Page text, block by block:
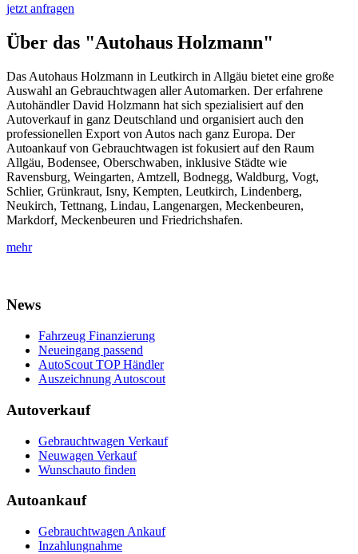
jetzt anfragen
Über das "Autohaus Holzmann"
Das Autohaus Holzmann in Leutkirch in Allgäu bietet eine große
Auswahl an Gebrauchtwagen aller Automarken. Der erfahrene
Autohändler David Holzmann hat sich spezialisiert auf den
Autoverkauf in ganz Deutschland und organisiert auch den
professionellen Export von Autos nach ganz Europa. Der
Autoankauf von Gebrauchtwagen ist fokusiert auf den Raum
Allgäu, Bodensee, Oberschwaben, inklusive Städte wie
Ravensburg, Weingarten, Amtzell, Bodnegg, Waldburg, Vogt,
Schlier, Grünkraut, Isny, Kempten, Leutkirch, Lindenberg,
Neukirch, Tettnang, Lindau, Langenargen, Meckenbeuren,
Markdorf, Meckenbeuren und Friedrichshafen.
mehr
News
Fahrzeug Finanzierung
Neueingang passend
AutoScout TOP Händler
Auszeichnung Autoscout
Autoverkauf
Gebrauchtwagen Verkauf
Neuwagen Verkauf
Wunschauto finden
Autoankauf
Gebrauchtwagen Ankauf
Inzahlungnahme